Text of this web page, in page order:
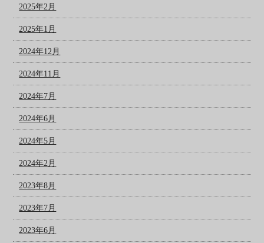
2025年2月
2025年1月
2024年12月
2024年11月
2024年7月
2024年6月
2024年5月
2024年2月
2023年8月
2023年7月
2023年6月